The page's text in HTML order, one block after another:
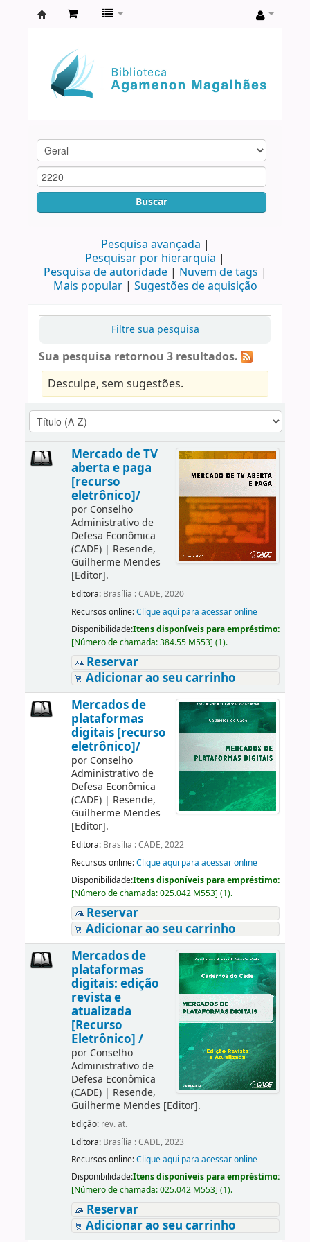
Agamenon
Magalhães
Buscar
Pesquisa avançada
Pesquisar por hierarquia
Pesquisa de autoridade
Nuvem de tags
Mais popular
Sugestões de aquisição
Filtre sua pesquisa
Sua pesquisa retornou 3 resultados.
Desculpe, sem sugestões.
Mercado de TV
aberta e paga
[recurso
eletrônico]/
por Conselho
Administrativo de
Defesa Econômica
(CADE)| Resende,
Guilherme Mendes
[Editor].
Editora: Brasília : CADE, 2020
Recursos online:Clique aqui para acessar online
Disponibilidade:Itens disponíveis para empréstimo:
[Número de chamada:384.55 M553] (1).
Reservar
Adicionar ao seu carrinho
Mercados de
plataformas
digitais [recurso
eletrônico]/
por Conselho
Administrativo de
Defesa Econômica
(CADE)| Resende,
Guilherme Mendes
[Editor].
Editora: Brasília : CADE, 2022
Recursos online:Clique aqui para acessar online
Disponibilidade:Itens disponíveis para empréstimo:
[Número de chamada:025.042 M553] (1).
Reservar
Adicionar ao seu carrinho
Mercados de
plataformas
digitais: edição
revista e
atualizada
[Recurso
Eletrônico] /
por Conselho
Administrativo de
Defesa Econômica
(CADE)| Resende,
Guilherme Mendes [Editor].
Edição: rev. at.
Editora: Brasília : CADE, 2023
Recursos online:Clique aqui para acessar online
Disponibilidade:Itens disponíveis para empréstimo:
[Número de chamada:025.042 M553] (1).
Reservar
Adicionar ao seu carrinho